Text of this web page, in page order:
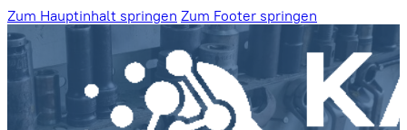
Zum Hauptinhalt springen Zum Footer springen